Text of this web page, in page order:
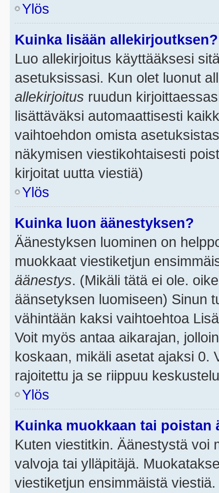
Ylös
Kuinka lisään allekirjoutksen?
Luo allekirjoitus käyttääksesi
asetuksissasi. Kun olet luonut
allekirjoitus ruudun
lisättäväksi automaattisesti
vaihtoehdon omista
näkymisen viestikohtaisesti
kirjoitat uutta viestiä)
Ylös
Kuinka luon äänestyksen?
Äänestyksen luominen on
muokkaat viestiketjun
äänestys. (Mikäli tätä ei ole.
äänsetyksen luomiseen) Sinun
vähintään kaksi vaihtoehtoa
Voit myös antaa aikarajan,
koskaan, mikäli asetat ajaksi 0.
rajoitettu ja se riippuu
Ylös
Kuinka muokkaan tai poistan
Kuten viestitkin. Äänestystä voi
valvoja tai ylläpitäjä.
viestiketjun ensimmäistä